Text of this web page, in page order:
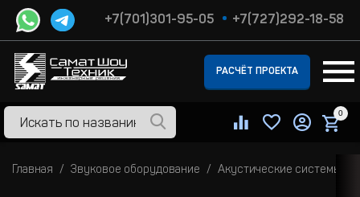
+7(701)301-95-05 +7(727)292-18-58
РАСЧЁТ ПРОЕКТА
0
Главная Звуковое оборудование Акустические системы